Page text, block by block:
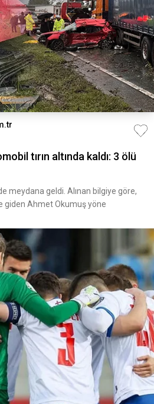
tırın altında kaldı: 3 ölü
meydana geldi. Alınan bilgiye göre,
giden Ahmet Okumuş yöne